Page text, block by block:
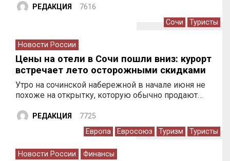
РЕДАКЦИЯ 7616
Сочи Туристы
Новости России
Цены на отели в Сочи пошли вниз: курорт
встречает лето осторожными скидками
Утро на сочинской набережной в начале июня не
похоже на открытку, которую обычно продают…
РЕДАКЦИЯ 7725
Европа Евросоюз Туризм Туристы
Новости России Финансы